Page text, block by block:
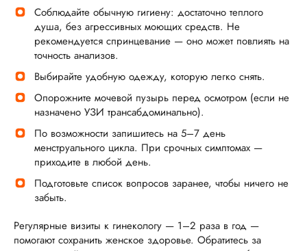
Соблюдайте обычную гигиену: достаточно теплого
душа, без агрессивных моющих средств. Не
рекомендуется спринцевание — оно может повлиять на
точность анализов.
Выбирайте удобную одежду, которую легко снять.
Опорожните мочевой пузырь перед осмотром (если не
назначено УЗИ трансабдоминально).
По возможности запишитесь на 5–7 день
менструального цикла. При срочных симптомах —
приходите в любой день.
Подготовьте список вопросов заранее, чтобы ничего не
забыть.
Регулярные визиты к гинекологу — 1–2 раза в год —
помогают сохранить женское здоровье. Обратитесь за